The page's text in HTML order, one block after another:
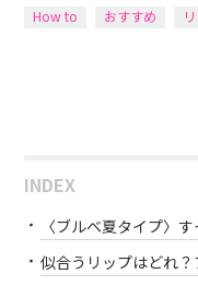
How to
おすすめ
INDEX
〈ブルベ夏タイプ〉
似合うリップはどれ